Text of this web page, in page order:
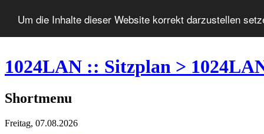
Um die Inhalte dieser Website korrekt darzustellen
1024LAN :: Sitzplan >
Shortmenu
Freitag, 07.08.2026